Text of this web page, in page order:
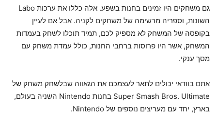
גם משחקים היו זמינים בחנות בשפע. אלה כללו את ערכות Labo
השונות, וספריה מרשימה של משחקים לקניה. אבל אם לעיין
בקופסה של המשחק לא מספיק לכם, תמיד תוכלו לשחק בעמדות
המשחק, אשר היו פרוסות ברחבי החנות, כולל עמדת משחק עם
מסך ענקי.
אתם בוודאי יכולים לתאר לעצמכם את הגאווה שבלשחק משחק של
Super Smash Bros. Ultimate בחנות Nintendo השניה בעולם,
בארץ, יחד עם מעריצים נוספים של Nintendo.